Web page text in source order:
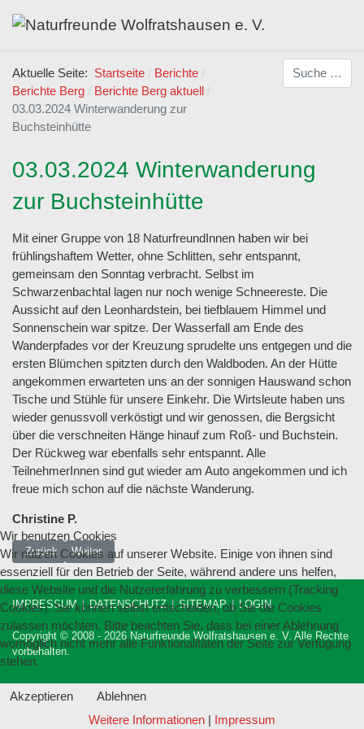
Aktuelle Seite: Startseite
Berichte
Berichte Berg
Berichte Berg aktuell
03.03.2024 Winterwanderung zur
Buchsteinhütte
Suchen
03.03.2024 Winterwanderung
zur Buchsteinhütte
Mit einer Gruppe von 18 NaturfreundInnen haben wir bei
frühlingshaftem Wetter, ohne Schlitten, sehr entspannt,
gemeinsam den Sonntag verbracht. Selbst im
Schwarzenbachtal lagen nur noch wenige Schneereste. Die
Aussicht auf den Leonhardstein, bei tiefblauem Himmel und
Sonnenschein war spitze. Der Wasserfall am Ende des
Wanderpfades vor der Kreuzung sprudelte uns entgegen und die
ersten Blümchen spitzten durch den Waldboden. An der Hütte
angekommen erwarteten uns an der sonnigen Hauswand schon
Tische und Stühle für unsere Einkehr. Die Wirtsleute haben uns
wieder genussvoll verköstigt und wir genossen, die Bergsicht
über die verschneiten Hänge hinauf zum Roß- und Buchstein.
Der Rückweg war ebenfalls sehr entspannt. Alle
TeilnehmerInnen sind gut wieder am Auto angekommen und ich
freue mich schon auf die nächste Wanderung.
Christine P.
Vorheriger Beitrag: 17.03.2024 Bergwanderung durch die
Zurück Nächster Beitrag: 18.02.2024 Winterwanderung zur
Weiter
IMPRESSUM DATENSCHUTZ SITEMAP LOGIN
Copyright © 2008 - 2026 Naturfreunde Wolfratshausen e. V. Alle Rechte
vorbehalten.
Wir benutzen Cookies
Wir nutzen Cookies auf unserer Website. Einige von ihnen sind
essenziell für den Betrieb der Seite, während andere uns helfen,
diese Website und die Nutzererfahrung zu verbessern (Tracking
Cookies). Sie können selbst entscheiden, ob Sie die Cookies
zulassen möchten. Bitte beachten Sie, dass bei einer Ablehnung
womöglich nicht mehr alle Funktionalitäten der Seite zur Verfügung
stehen.
Akzeptieren
Ablehnen
Weitere Informationen | Impressum